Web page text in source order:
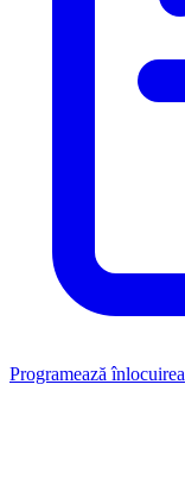
Programează înlocuirea